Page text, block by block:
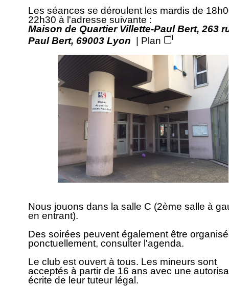
Les séances se déroulent les mardis de
22h30 à l'adresse suivante :
Maison de Quartier Villette-Paul Bert, 263
Paul Bert, 69003 Lyon
Plan
Nous jouons dans la salle C (2ème salle à
en entrant).
Des soirées peuvent également être
ponctuellement, consulter l'agenda.
Le club est ouvert à tous. Les mineurs sont
acceptés à partir de 16 ans avec une
écrite de leur tuteur légal.